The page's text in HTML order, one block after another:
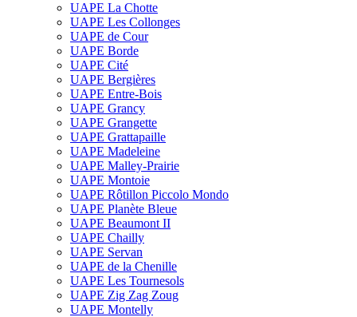
UAPE La Chotte
UAPE Les Collonges
UAPE de Cour
UAPE Borde
UAPE Cité
UAPE Bergières
UAPE Entre-Bois
UAPE Grancy
UAPE Grangette
UAPE Grattapaille
UAPE Madeleine
UAPE Malley-Prairie
UAPE Montoie
UAPE Rôtillon Piccolo Mondo
UAPE Planète Bleue
UAPE Beaumont II
UAPE Chailly
UAPE Servan
UAPE de la Chenille
UAPE Les Tournesols
UAPE Zig Zag Zoug
UAPE Montelly